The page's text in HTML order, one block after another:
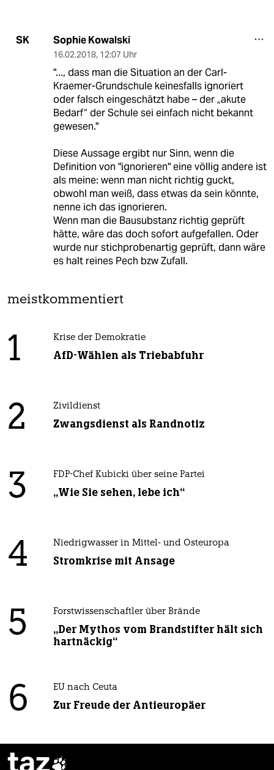
SK Sophie Kowalski
16.02.2018, 12:07 Uhr
"..., dass man die Situation an der Carl-
Kraemer-Grundschule keinesfalls ignoriert
oder falsch eingeschätzt habe – der „akute
Bedarf“ der Schule sei einfach nicht bekannt
gewesen."
Diese Aussage ergibt nur Sinn, wenn die
Definition von "ignorieren" eine völlig andere ist
als meine: wenn man nicht richtig guckt,
obwohl man weiß, dass etwas da sein könnte,
nenne ich das ignorieren.
Wenn man die Bausubstanz richtig geprüft
hätte, wäre das doch sofort aufgefallen. Oder
wurde nur stichprobenartig geprüft, dann wäre
es halt reines Pech bzw Zufall.
meistkommentiert
1 Krise der Demokratie
AfD-Wählen als Triebabfuhr
2 Zivildienst
Zwangsdienst als Randnotiz
3 FDP-Chef Kubicki über seine Partei
„Wie Sie sehen, lebe ich“
4 Niedrigwasser in Mittel- und Osteuropa
Stromkrise mit Ansage
5 Forstwissenschaftler über Brände
„Der Mythos vom Brandstifter hält sich
hartnäckig“
6 EU nach Ceuta
Zur Freude der Antieuropäer
taz